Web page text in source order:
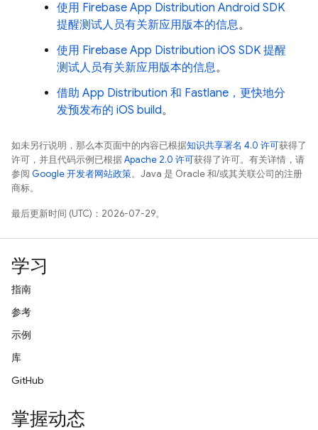
使用 Firebase App Distribution Android SDK
提醒测试人员有关新应用版本的信息。
使用 Firebase App Distribution iOS SDK 提醒
测试人员有关新应用版本的信息。
借助 App Distribution 和 Fastlane，更快地分
发预发布的 iOS build。
如未另行说明，那么本页面中的内容已根据知识共享署名 4.0 许可获得了
许可，并且代码示例已根据Apache 2.0 许可获得了许可。有关详情，请
参阅 Google 开发者网站政策。Java 是 Oracle 和/或其关联公司的注册
商标。
最后更新时间 (UTC)：2026-07-29。
学习
指南
参考
示例
库
GitHub
掌握动态